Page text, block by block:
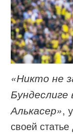
«Никто не
Алькасер»,
своей